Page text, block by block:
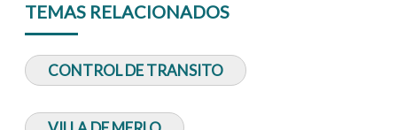
TEMAS RELACIONADOS
CONTROL DE TRANSITO